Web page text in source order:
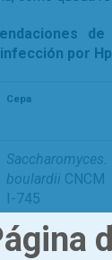
por
Cepa
Saccharomyces.
boulardii CNCM
I-745